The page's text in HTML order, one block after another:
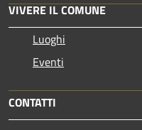
VIVERE IL COMUNE
Luoghi
Eventi
CONTATTI